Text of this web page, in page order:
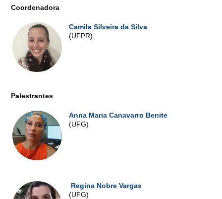
Coordenadora
Camila Silveira da Silva
(UFPR)
Palestrantes
Anna Maria Canavarro Benite
(UFG)
Regina Nobre Vargas
(UFG)